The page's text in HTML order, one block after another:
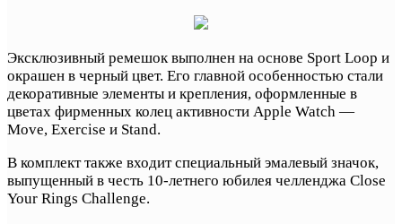
Эксклюзивный ремешок выполнен на основе Sport Loop и
окрашен в черный цвет. Его главной особенностью стали
декоративные элементы и крепления, оформленные в
цветах фирменных колец активности Apple Watch —
Move, Exercise и Stand.
В комплект также входит специальный эмалевый значок,
выпущенный в честь 10-летнего юбилея челленджа Close
Your Rings Challenge.